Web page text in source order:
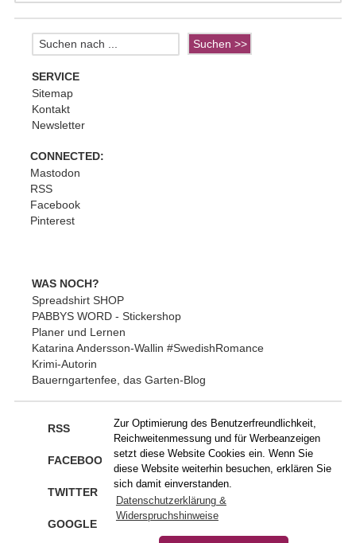
Zur Optimierung des Benutzerfreundlichkeit,
Reichweitenmessung und für Werbeanzeigen
setzt diese Website Cookies ein. Wenn Sie
diese Website weiterhin besuchen, erklären Sie
sich damit einverstanden.
Datenschutzerklärung &
Widerspruchshinweise
SERVICE
Sitemap
Kontakt
Newsletter
CONNECTED:
Mastodon
RSS
Facebook
Pinterest
WAS NOCH?
Spreadshirt SHOP
PABBYS WORD - Stickershop
Planer und Lernen
Katarina Andersson-Wallin #SwedishRomance
Krimi-Autorin
Bauerngartenfee, das Garten-Blog
RSS
FACEBOOK
TWITTER
GOOGLE